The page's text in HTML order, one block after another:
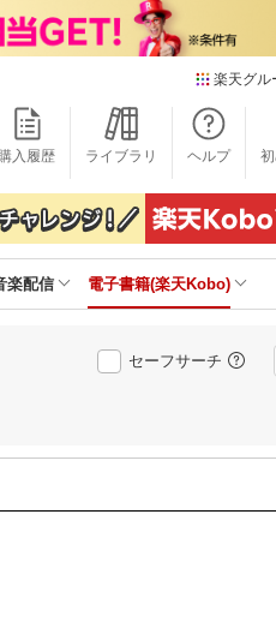
楽天グル
楽
楽
雑
楽
楽
無
チ
入履歴 ライブラリ ヘルプ
楽配信 電子書籍(楽天Kobo)
セーフサーチ